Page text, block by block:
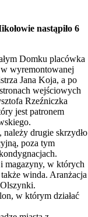
nastąpiło 6
Domku placówka
wyremontowanej
Jana Koja, a po
wejściowych
Rzeźniczka
jest patronem
drugie skrzydło
poza tym
magazyny, w których
winda. Aranżacja
w którym działać